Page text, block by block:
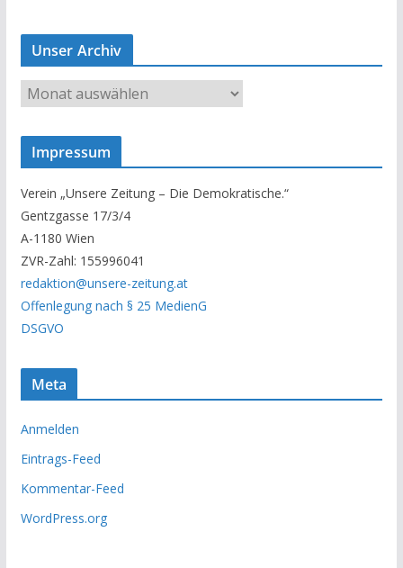
Unser Archiv
U
s
A
r
c
h
i
v
Impressum
Verein „Unsere Zeitung – Die Demokratische.“
Gentzgasse 17/3/4
A-1180 Wien
ZVR-Zahl: 155996041
redaktion@unsere-zeitung.at
Offenlegung nach § 25 MedienG
DSGVO
Meta
Anmelden
Eintrags-Feed
Kommentar-Feed
WordPress.org